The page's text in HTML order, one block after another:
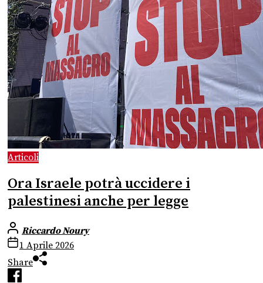
Articoli
Ora Israele potrà uccidere i
palestinesi anche per legge
Riccardo Noury
1 Aprile 2026
Share